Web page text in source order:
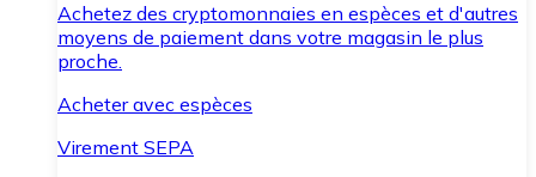
Achetez des cryptomonnaies en espèces et d'autres
moyens de paiement dans votre magasin le plus
proche.
Acheter avec espèces
Virement SEPA